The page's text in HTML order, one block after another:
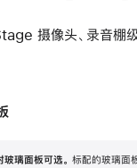
摄像头、录音棚级
璃面板可选。 标配的玻璃面